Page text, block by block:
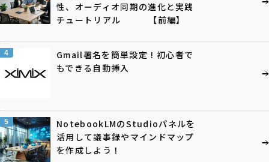
性、オーディオ同期の進化と実践
チュートリアル 【前編】
4
Gmail署名を簡単設定！初心者で
もできる自動挿入
5
NotebookLMのStudioパネルを
活用して議事録やマインドマップ
を作成しよう！